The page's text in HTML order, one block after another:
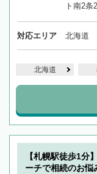
ト南2条
対応エリア 北海道
北海道
【札幌駅徒歩1分
ーチで相続のお悩